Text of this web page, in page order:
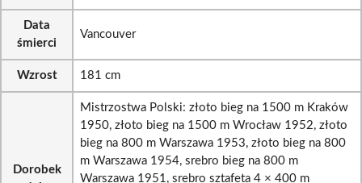
Data
śmierci
Vancouver
Wzrost 181 cm
Dorobek
Mistrzostwa Polski: złoto bieg na 1500 m Kraków
1950, złoto bieg na 1500 m Wrocław 1952, złoto
bieg na 800 m Warszawa 1953, złoto bieg na 800
m Warszawa 1954, srebro bieg na 800 m
Warszawa 1951, srebro sztafeta 4 × 400 m